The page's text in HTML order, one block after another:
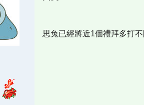
思兔已經將近1個禮拜多打